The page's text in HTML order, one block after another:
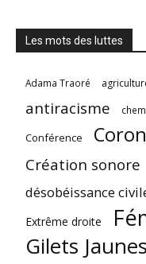
Les mots des luttes
Adama Traoré
antiracisme
Conférence
Création sonore
désobéissance
Extrême droite
Gilets Jaunes